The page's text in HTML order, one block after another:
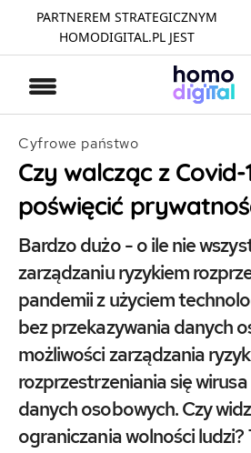
PARTNEREM STRATEGICZNYM
HOMODIGITAL.PL JEST
Cyfrowe państwo
Czy walcząc z
poświęcić
Bardzo dużo - o ile nie
zarządzaniu ryzykiem
pandemii z użyciem
bez przekazywania danych
możliwości zarządzania
rozprzestrzeniania się
danych osobowych. Czy
ograniczania wolności ludzi?